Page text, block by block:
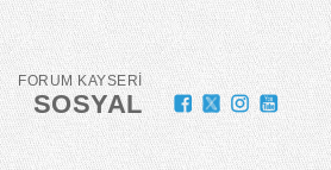
FORUM KAYSERİ
SOSYAL